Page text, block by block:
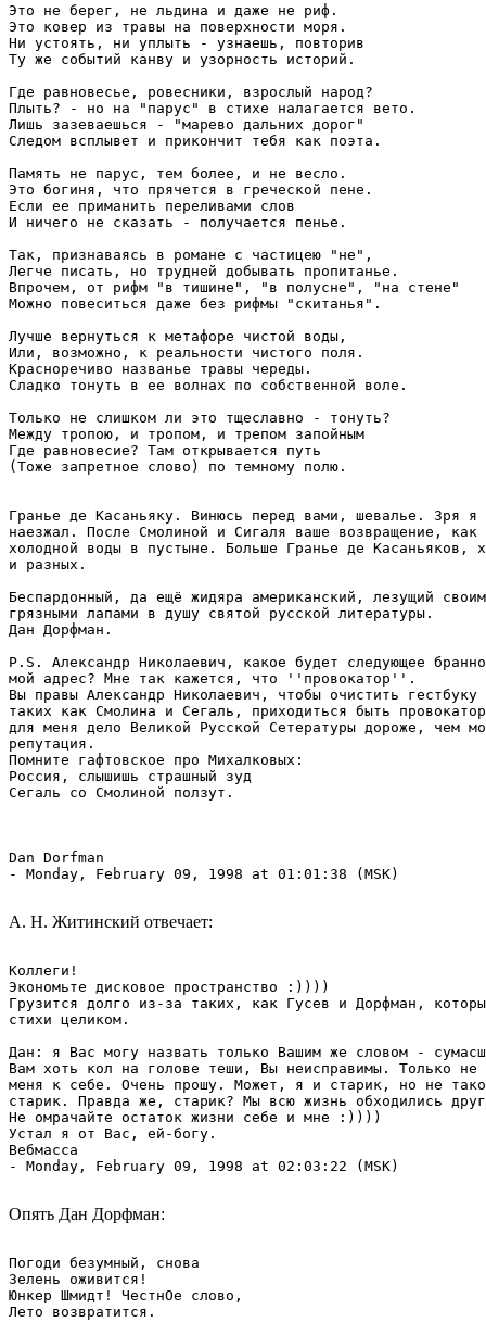
- Monday, February 09, 1998 at 01:01:38 (MSK)
А. Н. Житинский отвечает:
Коллеги!
Экономьте дисковое пространство :))))
Грузится долго из-за таких, как Гусев и Дорфман,
стихи целиком.
Дан: я Вас могу назвать только Вашим же словом -
Вам хоть кол на голове теши, Вы неисправимы. Только не
меня к себе. Очень прошу. Может, я и старик, но не
старик. Правда же, старик? Мы всю жизнь обходились
Не омрачайте остаток жизни себе и мне :))))
Устал я от Вас, ей-богу.
Вебмасса
- Monday, February 09, 1998 at 02:03:22 (MSK)
Опять Дан Дорфман:
Погоди безумный, снова
Зелень оживится!
Юнкер Шмидт! ЧестнОе слово,
Лето возвратится.